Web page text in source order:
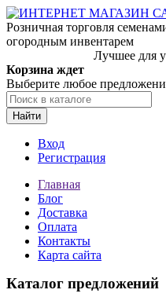
Розничная торговля
огородным инвентарем
Лучшее для
Корзина ждет
Выберите любое
Найти
Вход
Регистрация
Главная
Блог
Доставка
Оплата
Контакты
Карта сайта
Каталог предложений